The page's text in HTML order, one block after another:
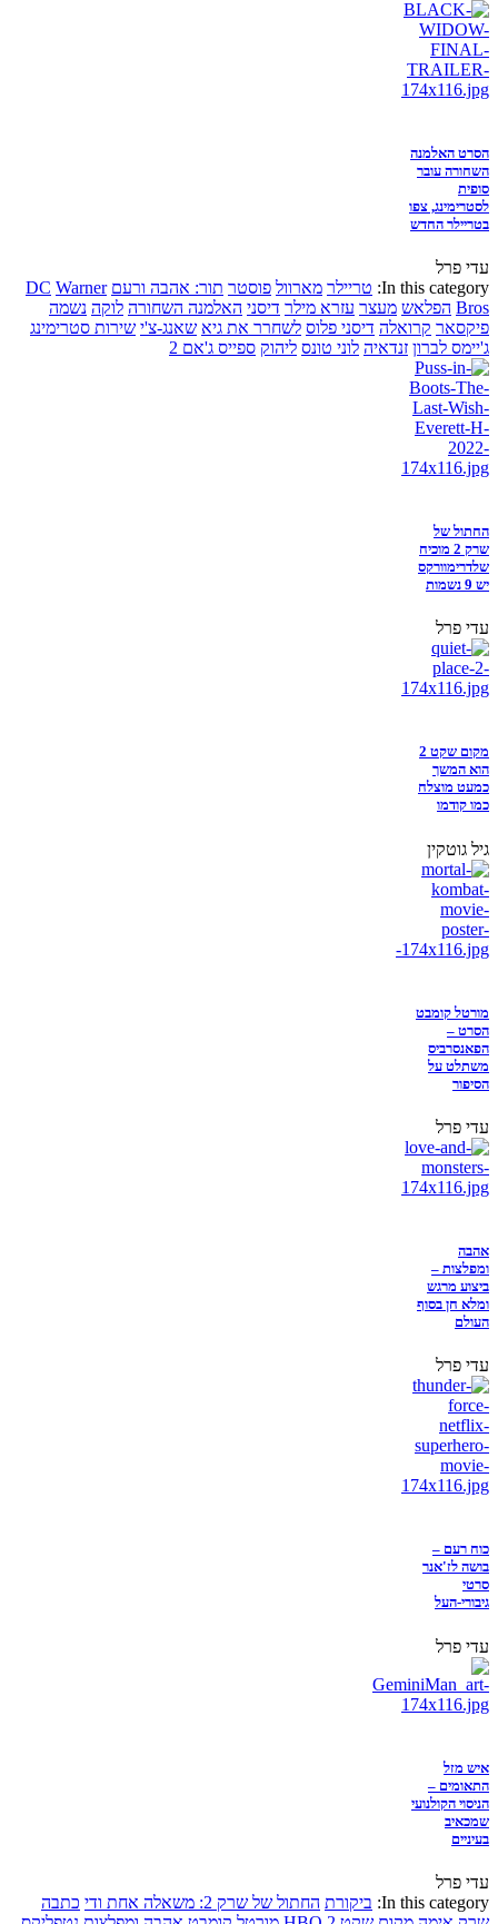
הסרט האלמנה
השחורה עובר
סופית
לסטרימינג, צפו
בטריילר החדש
עדי פרל
In this category: טריילר מארוול פוסטר תור: אהבה ורעם DC Warner
Bros הפלאש מעצר עזרא מילר דיסני האלמנה השחורה לוקה נשמה
פיקסאר קרואלה דיסני פלוס לשחרר את גיא שאנג-צ'י שירות סטרימינג
ג'יימס לברון זנדאיה לוני טונס ליהוק ספייס ג'אם 2
החתול של
שרק 2 מוכיח
שלדרימוורקס
יש 9 נשמות
עדי פרל
מקום שקט 2
הוא המשך
כמעט מוצלח
כמו קודמו
גיל גוטקין
מורטל קומבט
הסרט –
הפאנסרביס
משתלט על
הסיפור
עדי פרל
אהבה
ומפלצות –
ביצוע מרגש
ומלא חן בסוף
העולם
עדי פרל
כוח רעם –
בושה לז'אנר
סרטי
גיבורי-העל
עדי פרל
איש מזל
התאומים –
הניסוי הקולנועי
שמכאיב
בעיניים
עדי פרל
In this category: ביקורת החתול של שרק 2: משאלה אחת ודי
כתבה